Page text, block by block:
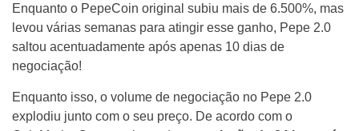
Enquanto o PepeCoin original subiu mais de 6.500%, mas
levou várias semanas para atingir esse ganho, Pepe 2.0
saltou acentuadamente após apenas 10 dias de
negociação!
Enquanto isso, o volume de negociação no Pepe 2.0
explodiu junto com o seu preço. De acordo com o